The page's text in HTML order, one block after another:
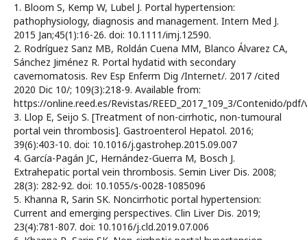
1. Bloom S, Kemp W, Lubel J. Portal hypertension:
pathophysiology, diagnosis and management. Intern Med J.
2015 Jan;45(1):16-26. doi: 10.1111/imj.12590.
2. Rodríguez Sanz MB, Roldán Cuena MM, Blanco Álvarez CA,
Sánchez Jiménez R. Portal hydatid with secondary
cavernomatosis. Rev Esp Enferm Dig /Internet/. 2017 /cited
2020 Dic 10/; 109(3):218-9. Available from:
https://online.reed.es/Revistas/REED_2017_109_3/Contenido/
3. Llop E, Seijo S. [Treatment of non-cirrhotic, non-tumoural
portal vein thrombosis]. Gastroenterol Hepatol. 2016;
39(6):403-10. doi: 10.1016/j.gastrohep.2015.09.007
4. García-Pagán JC, Hernández-Guerra M, Bosch J.
Extrahepatic portal vein thrombosis. Semin Liver Dis. 2008;
28(3): 282-92. doi: 10.1055/s-0028-1085096
5. Khanna R, Sarin SK. Noncirrhotic portal hypertension:
Current and emerging perspectives. Clin Liver Dis. 2019;
23(4):781-807. doi: 10.1016/j.cld.2019.07.006